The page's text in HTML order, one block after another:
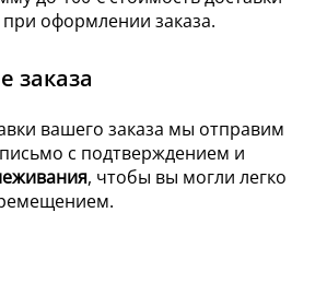
при оформлении заказа.
заказа
вашего заказа мы отправим
с подтверждением и
, чтобы вы могли легко